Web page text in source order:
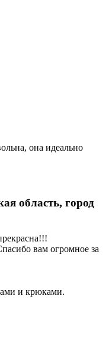
она идеально
область, город
вам огромное за
и крюками.